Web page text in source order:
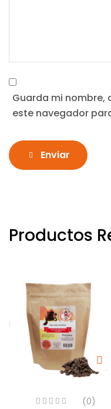
Guarda mi nombre,
este navegador
Enviar
Productos
(0)